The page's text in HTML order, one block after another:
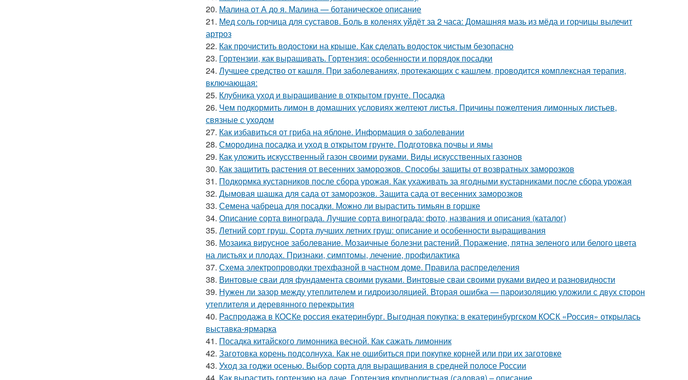
20. Малина от А до я. Малина — ботаническое описание
21. Мед соль горчица для суставов. Боль в коленях уйдёт за 2 часа: Домашняя мазь из мёда и горчицы вылечит
артроз
22. Как прочистить водостоки на крыше. Как сделать водосток чистым безопасно
23. Гортензии, как выращивать. Гортензия: особенности и порядок посадки
24. Лучшее средство от кашля. При заболеваниях, протекающих с кашлем, проводится комплексная терапия,
включающая:
25. Клубника уход и выращивание в открытом грунте. Посадка
26. Чем подкормить лимон в домашних условиях желтеют листья. Причины пожелтения лимонных листьев,
связные с уходом
27. Как избавиться от гриба на яблоне. Информация о заболевании
28. Смородина посадка и уход в открытом грунте. Подготовка почвы и ямы
29. Как уложить искусственный газон своими руками. Виды искусственных газонов
30. Как защитить растения от весенних заморозков. Способы защиты от возвратных заморозков
31. Подкормка кустарников после сбора урожая. Как ухаживать за ягодными кустарниками после сбора урожая
32. Дымовая шашка для сада от заморозков. Защита сада от весенних заморозков
33. Семена чабреца для посадки. Можно ли вырастить тимьян в горшке
34. Описание сорта винограда. Лучшие сорта винограда: фото, названия и описания (каталог)
35. Летний сорт груш. Сорта лучших летних груш: описание и особенности выращивания
36. Мозаика вирусное заболевание. Мозаичные болезни растений. Поражение, пятна зеленого или белого цвета
на листьях и плодах. Признаки, симптомы, лечение, профилактика
37. Схема электропроводки трехфазной в частном доме. Правила распределения
38. Винтовые сваи для фундамента своими руками. Винтовые сваи своими руками видео и разновидности
39. Нужен ли зазор между утеплителем и гидроизоляцией. Вторая ошибка — пароизоляцию уложили с двух сторон
утеплителя и деревянного перекрытия
40. Распродажа в КОСКе россия екатеринбург. Выгодная покупка: в екатеринбургском КОСК «Россия» открылась
выставка-ярмарка
41. Посадка китайского лимонника весной. Как сажать лимонник
42. Заготовка корень подсолнуха. Как не ошибиться при покупке корней или при их заготовке
43. Уход за годжи осенью. Выбор сорта для выращивания в средней полосе России